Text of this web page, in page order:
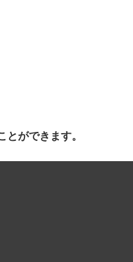
ができます。